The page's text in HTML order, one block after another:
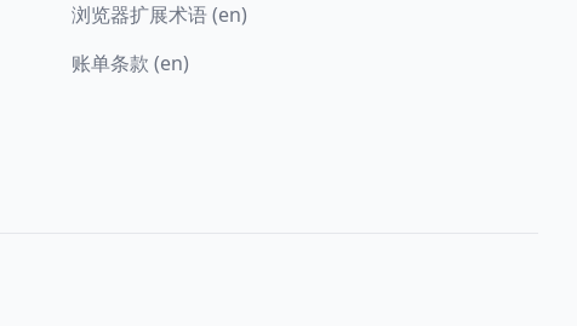
浏览器扩展术语 (en)
账单条款 (en)